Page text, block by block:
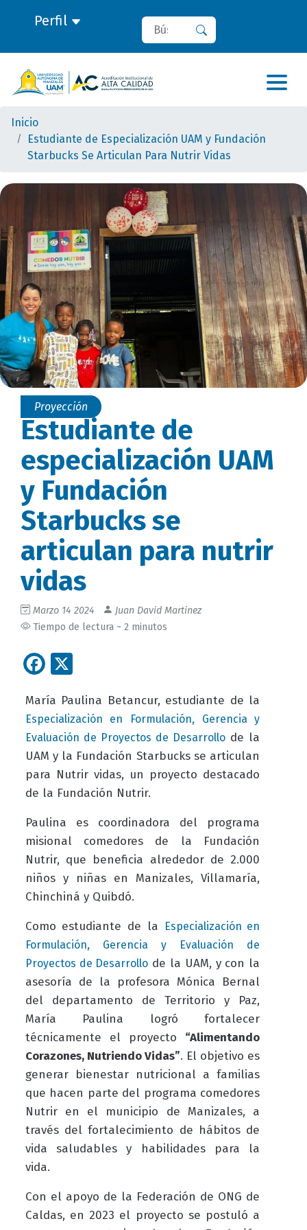
Perfil Buscar
Inicio
Estudiante de Especialización UAM y Fundación
Starbucks Se Articulan Para Nutrir Vidas
Proyección
Estudiante de
especialización UAM
y Fundación
Starbucks se
articulan para nutrir
vidas
Marzo 14 2024
Juan David Martinez
Tiempo de lectura ~ 2 minutos
Facebook
María Paulina Betancur, estudiante de la
Especialización en Formulación, Gerencia y
Evaluación de Proyectos de Desarrollo de la
UAM y la Fundación Starbucks se articulan
para Nutrir vidas, un proyecto destacado
de la Fundación Nutrir.
Paulina es coordinadora del programa
misional comedores de la Fundación
Nutrir, que beneficia alrededor de 2.000
niños y niñas en Manizales, Villamaría,
Chinchiná y Quibdó.
Como estudiante de la
Especialización en
Formulación, Gerencia y Evaluación de
Proyectos de Desarrollo de la UAM, y con la
asesoría de la profesora Mónica Bernal
del departamento de Territorio y Paz,
María Paulina logró fortalecer
técnicamente el proyecto “Alimentando
Corazones, Nutriendo Vidas”. El objetivo es
generar bienestar nutricional a familias
que hacen parte del programa comedores
Nutrir en el municipio de Manizales, a
través del fortalecimiento de hábitos de
vida saludables y habilidades para la
vida.
Con el apoyo de la Federación de ONG de
Caldas, en 2023 el proyecto se postuló a